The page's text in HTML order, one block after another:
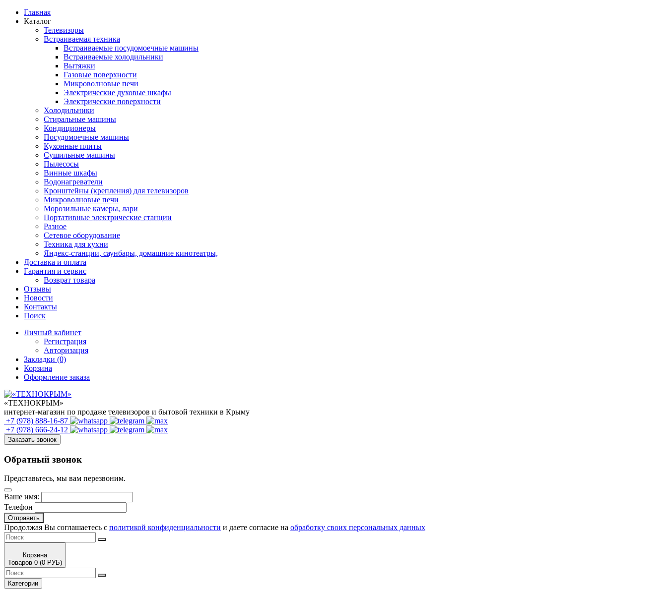
Главная
Каталог
Телевизоры
Встраиваемая техника
Встраиваемые посудомоечные машины
Встраиваемые холодильники
Вытяжки
Газовые поверхности
Микроволновые печи
Электрические духовые шкафы
Электрические поверхности
Холодильники
Стиральные машины
Кондиционеры
Посудомоечные машины
Кухонные плиты
Сушильные машины
Пылесосы
Винные шкафы
Водонагреватели
Кронштейны (крепления) для телевизоров
Микроволновые печи
Морозильные камеры, лари
Портативные электрические станции
Разное
Сетевое оборудование
Техника для кухни
Яндекс-станции, саунбары, домашние кинотеатры,
Доставка и оплата
Гарантия и сервис
Возврат товара
Отзывы
Новости
Контакты
Поиск
Личный кабинет
Регистрация
Авторизация
Закладки (0)
Корзина
Оформление заказа
«ТЕХНОКРЫМ»
интернет-магазин по продаже телевизоров и бытовой техники в Крыму
+7 (978) 888-16-87
+7 (978) 666-24-12
Заказать звонок
Обратный звонок
Представьтесь, мы вам перезвоним.
Ваше имя:
Телефон
Отправить
Продолжая Вы соглашаетесь с политикой конфиденциальности и даете согласие на обработку своих персональных данных
Корзина
Товаров 0 (0 РУБ)
Категории